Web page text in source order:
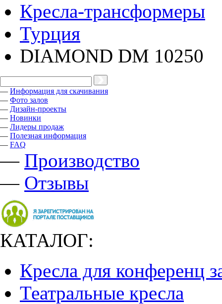
Кресла-трансформеры
Турция
DIAMOND DM 10250
— Информация для скачивания
— Фото залов
— Дизайн-проекты
— Новинки
— Лидеры продаж
— Полезная информация
— FAQ
— Производство
— Отзывы
КАТАЛОГ:
Кресла для конференц
Театральные кресла